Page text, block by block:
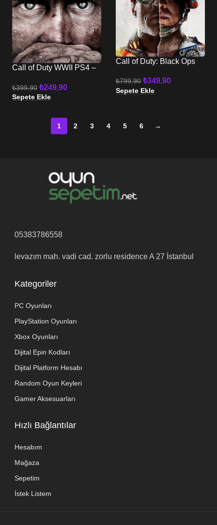
Call of Duty WWII PS4 –
₺399,90 ₺249,90
Sepete Ekle
Call of Duty: Black Ops
₺799,90 ₺349,90
Sepete Ekle
1 2 3 4 5 6 →
05383786558
levazım mah. vadi cad. zorlu residence A 27 İstanbul
Kategoriler
PC Oyunları
PlayStation Oyunları
Xbox Oyunları
Dijital Epin Kodları
Dijital Platform Hesabı
Random Oyun Keyleri
Gamer Aksesuarları
Hızlı Bağlantılar
Hesabım
Mağaza
Sepetim
İstek Listem